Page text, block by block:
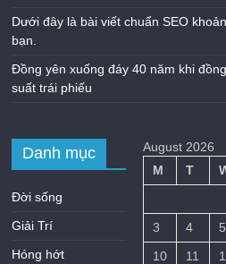
Dưới đây là bài viết chuẩn SEO
bạn.
Đồng yên xuống đáy 40 năm khi
suất trái phiếu
Danh mục
Đời sống
Giải Trí
Hóng hớt
August 2026
M
T
3
4 5
10
11